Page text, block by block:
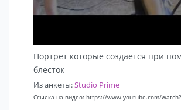
Портрет которые создается при
блесток
Из анкеты:Studio Prime
Ссылка на видео: https://www.youtube.com/